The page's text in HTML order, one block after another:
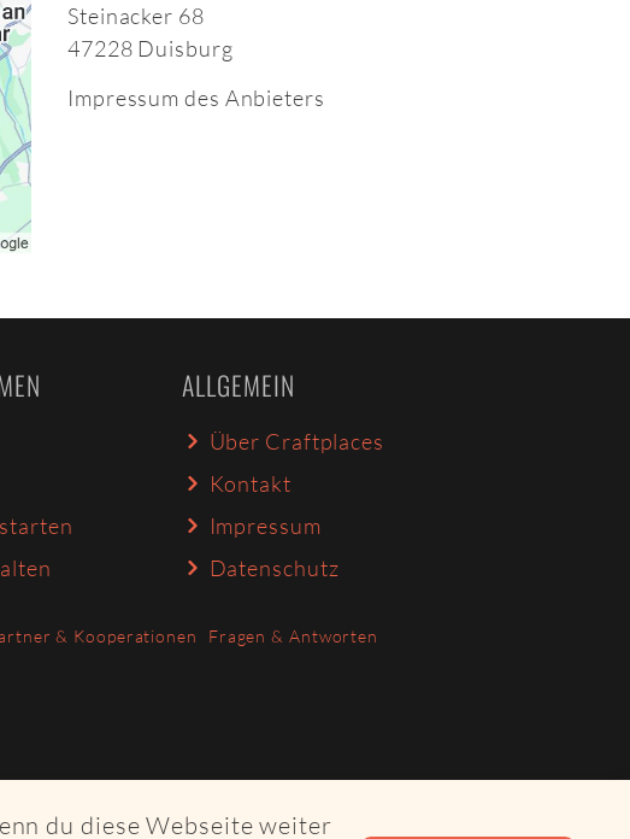
du diese Webseite weiter
Steinacker 68
47228 Duisburg
Impressum des Anbieters
ALLGEMEIN
Über Craftplaces
Kontakt
Impressum
Datenschutz
& Kooperationen
Fragen & Antworten